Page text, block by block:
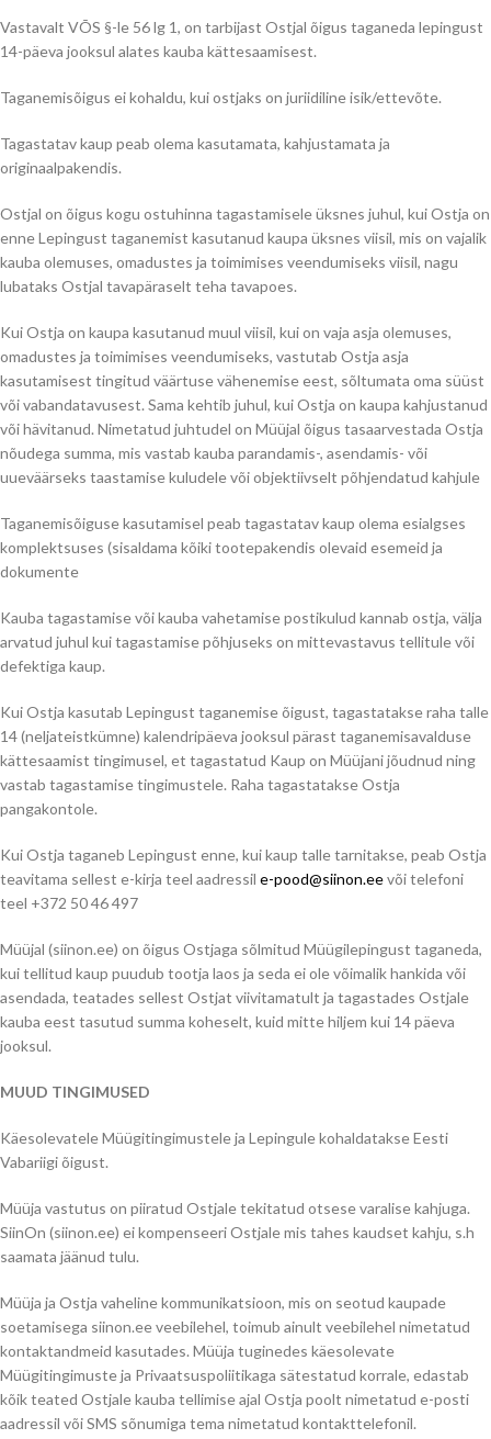
Vastavalt VÕS §-le 56 lg 1, on tarbijast Ostjal õigus taganeda lepingust
14-päeva jooksul alates kauba kättesaamisest.
Taganemisõigus ei kohaldu, kui ostjaks on juriidiline isik/ettevõte.
Tagastatav kaup peab olema kasutamata, kahjustamata ja
originaalpakendis.
Ostjal on õigus kogu ostuhinna tagastamisele üksnes juhul, kui Ostja on
enne Lepingust taganemist kasutanud kaupa üksnes viisil, mis on vajalik
kauba olemuses, omadustes ja toimimises veendumiseks viisil, nagu
lubataks Ostjal tavapäraselt teha tavapoes.
Kui Ostja on kaupa kasutanud muul viisil, kui on vaja asja olemuses,
omadustes ja toimimises veendumiseks, vastutab Ostja asja
kasutamisest tingitud väärtuse vähenemise eest, sõltumata oma süüst
või vabandatavusest. Sama kehtib juhul, kui Ostja on kaupa kahjustanud
või hävitanud. Nimetatud juhtudel on Müüjal õigus tasaarvestada Ostja
nõudega summa, mis vastab kauba parandamis-, asendamis- või
uueväärseks taastamise kuludele või objektiivselt põhjendatud kahjule
Taganemisõiguse kasutamisel peab tagastatav kaup olema esialgses
komplektsuses (sisaldama kõiki tootepakendis olevaid esemeid ja
dokumente
Kauba tagastamise või kauba vahetamise postikulud kannab ostja, välja
arvatud juhul kui tagastamise põhjuseks on mittevastavus tellitule või
defektiga kaup.
Kui Ostja kasutab Lepingust taganemise õigust, tagastatakse raha talle
14 (neljateistkümne) kalendripäeva jooksul pärast taganemisavalduse
kättesaamist tingimusel, et tagastatud Kaup on Müüjani jõudnud ning
vastab tagastamise tingimustele. Raha tagastatakse Ostja
pangakontole.
Kui Ostja taganeb Lepingust enne, kui kaup talle tarnitakse, peab Ostja
teavitama sellest e-kirja teel aadressil e-pood@siinon.eevõi telefoni
teel +372 50 46 497
Müüjal (siinon.ee) on õigus Ostjaga sõlmitud Müügilepingust taganeda,
kui tellitud kaup puudub tootja laos ja seda ei ole võimalik hankida või
asendada, teatades sellest Ostjat viivitamatult ja tagastades Ostjale
kauba eest tasutud summa koheselt, kuid mitte hiljem kui 14 päeva
jooksul.
MUUD TINGIMUSED
Käesolevatele Müügitingimustele ja Lepingule kohaldatakse Eesti
Vabariigi õigust.
Müüja vastutus on piiratud Ostjale tekitatud otsese varalise kahjuga.
SiinOn (siinon.ee) ei kompenseeri Ostjale mis tahes kaudset kahju, s.h
saamata jäänud tulu.
Müüja ja Ostja vaheline kommunikatsioon, mis on seotud kaupade
soetamisega siinon.ee veebilehel, toimub ainult veebilehel nimetatud
kontaktandmeid kasutades. Müüja tuginedes käesolevate
Müügitingimuste ja Privaatsuspoliitikaga sätestatud korrale, edastab
kõik teated Ostjale kauba tellimise ajal Ostja poolt nimetatud e-posti
aadressil või SMS sõnumiga tema nimetatud kontakttelefonil.